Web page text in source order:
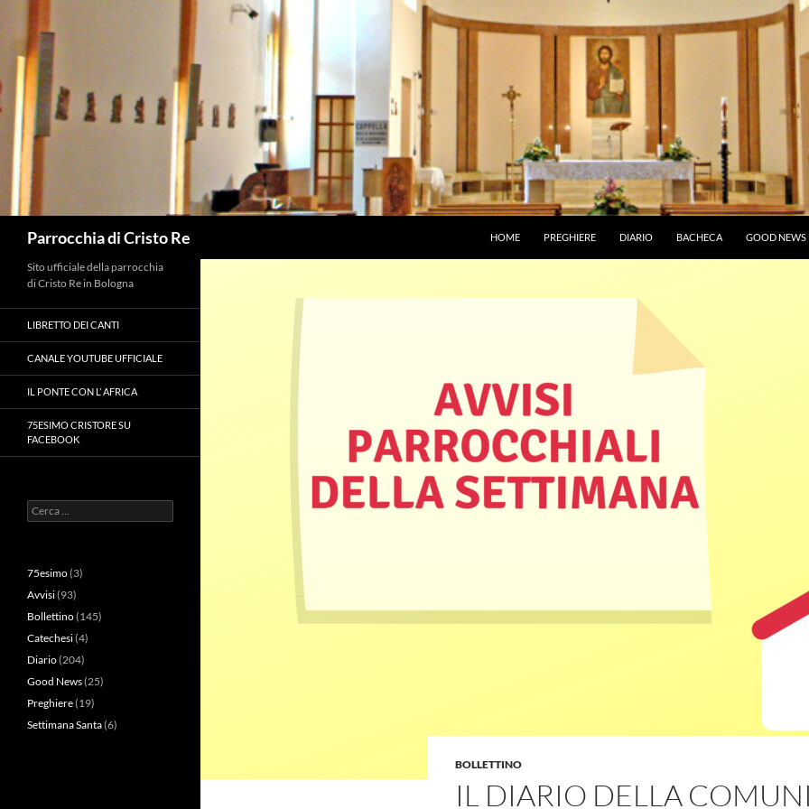
Vai
al
contenuto
Parrocchia di Cristo Re HOME PREGHIERE DIARIO BACHECA GOOD NEWS
BOLLETTINO
IL DIARIO DELLA
Sito ufficiale della parrocchia
di Cristo Re in Bologna
LIBRETTO DEI CANTI
CANALE YOUTUBE UFFICIALE
IL PONTE CON L’ AFRICA
75ESIMO CRISTORE SU
FACEBOOK
Ricerca
per:
75esimo(3)
Avvisi(93)
Bollettino(145)
Catechesi(4)
Diario(204)
Good News(25)
Preghiere(19)
Settimana Santa(6)